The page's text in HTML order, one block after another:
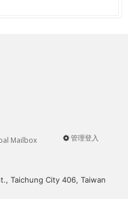
User
管理登入
Mailbox
Taichung City 406, Taiwan